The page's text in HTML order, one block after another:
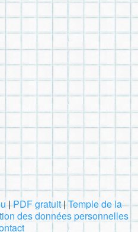
|PDF gratuit|Temple de la
des données personnelles